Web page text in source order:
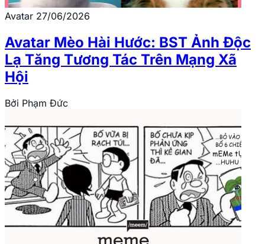
Avatar 27/06/2026
Avatar Mèo Hài Hước: BST Ảnh Độc
Lạ Tăng Tương Tác Trên Mạng Xã
Hội
Bởi Phạm Đức